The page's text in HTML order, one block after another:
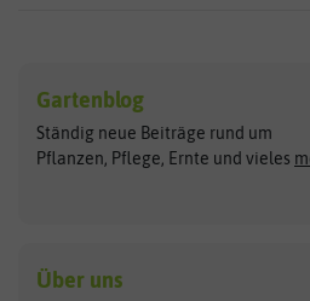
Exotische Samen
Gemüsesamen
Gründünger
Kräutersamen
Arche Noah
ASB Greenworld
Benary
Gartenblog
Ständig neue Beiträge rund um
Pflanzen, Pflege, Ernte und vieles
Über uns